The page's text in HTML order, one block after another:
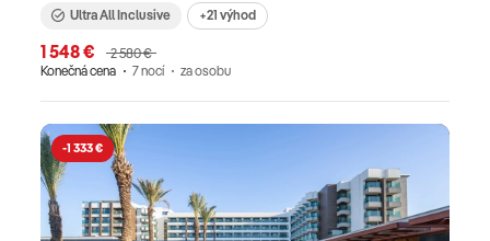
Ultra All Inclusive +21 výhod
1 548 €
2 580 €
Konečná cena
7 nocí za osobu
-1 333 €